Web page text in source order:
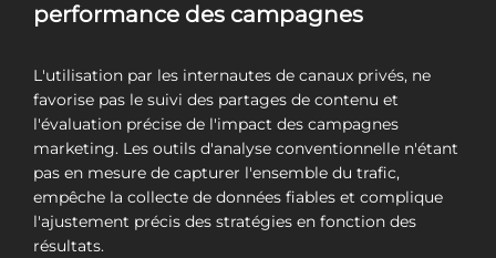
performance des campagnes
L'utilisation par les internautes de canaux privés, ne
favorise pas le suivi des partages de contenu et
l'évaluation précise de l'impact des campagnes
marketing. Les outils d'analyse conventionnelle n'étant
pas en mesure de capturer l'ensemble du trafic,
empêche la collecte de données fiables et complique
l'ajustement précis des stratégies en fonction des
résultats.